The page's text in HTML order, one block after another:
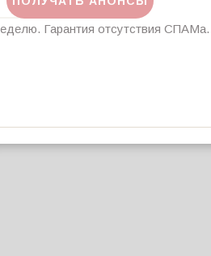
Гарантия отсутствия СПАМа.